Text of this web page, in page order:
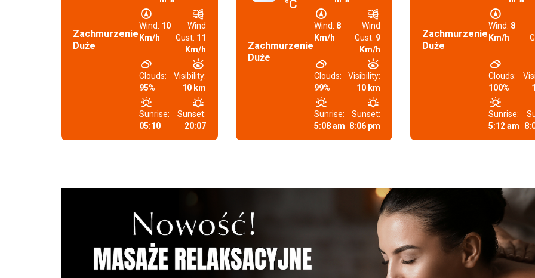
Zachmurzenie
Duże
Wind: 10
Km/h
Wind
Gust: 11
Km/h
Clouds:
95%
Visibility:
10 km
Sunrise:
05:10
Sunset:
20:07
°C
Zachmurzenie
Duże
Wind: 8
Km/h
Wind
Gust: 9
Km/h
Clouds:
99%
Visibility:
10 km
Sunrise:
5:08 am
Sunset:
8:06 pm
Zachmurzenie
Duże
Wind: 8
Km/h
Clouds:
100%
Sunrise:
5:12 am